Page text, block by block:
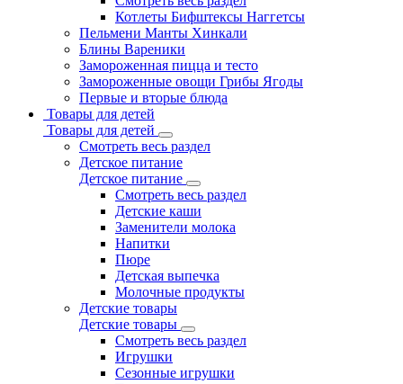
Котлеты Бифштексы Наггетсы
Пельмени Манты Хинкали
Блины Вареники
Замороженная пицца и тесто
Замороженные овощи Грибы Ягоды
Первые и вторые блюда
Товары для детей
Товары для детей
Смотреть весь раздел
Детское питание
Детское питание
Смотреть весь раздел
Детские каши
Заменители молока
Напитки
Пюре
Детская выпечка
Молочные продукты
Детские товары
Детские товары
Смотреть весь раздел
Игрушки
Сезонные игрушки